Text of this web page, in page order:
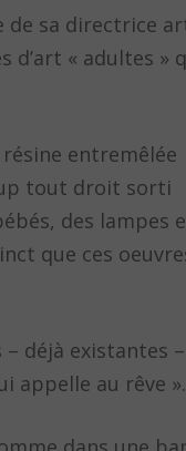
de sa directrice
d’art « adultes »
entremêlée
tout droit sorti
des lampes
que ces
déjà existantes
appelle au rêve ».